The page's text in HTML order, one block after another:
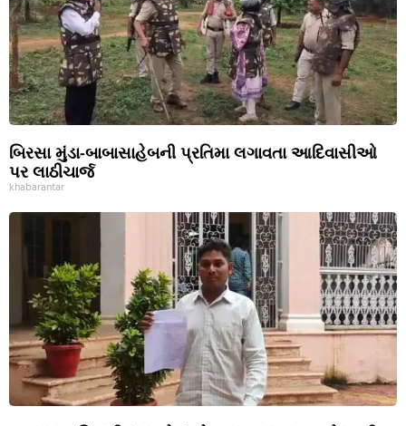
બિરસા મુંડા-બાબાસાહેબની પ્રતિમા લગાવતા આદિવાસીઓ
પર લાઠીચાર્જ
khabarantar